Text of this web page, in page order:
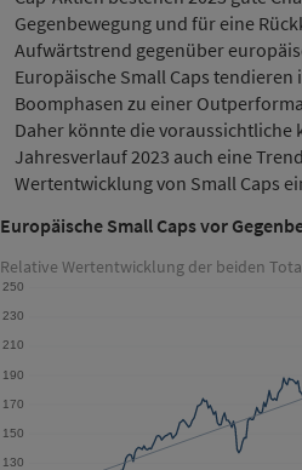
Gegenbewegung und für eine
Aufwärtstrend gegenüber
Europäische Small Caps
Boomphasen zu einer
Daher könnte die
Jahresverlauf 2023 auch eine
Wertentwicklung von Small Caps
Europäische Small Caps vor
Relative Wertentwicklung der beiden